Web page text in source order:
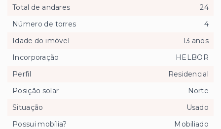
Total de andares
24
Número de torres
4
Idade do imóvel
13 anos
Incorporação
HELBOR
Perfil
Residencial
Posição solar
Norte
Situação
Usado
Possui mobília?
Mobiliado